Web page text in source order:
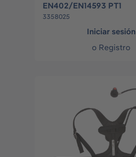
EN402/EN14593 PT1
3358025
Iniciar sesión
o Registro